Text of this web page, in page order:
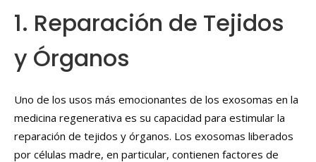
1. Reparación de Tejidos
y Órganos
Uno de los usos más emocionantes de los exosomas en la
medicina regenerativa es su capacidad para estimular la
reparación de tejidos y órganos. Los exosomas liberados
por células madre, en particular, contienen factores de